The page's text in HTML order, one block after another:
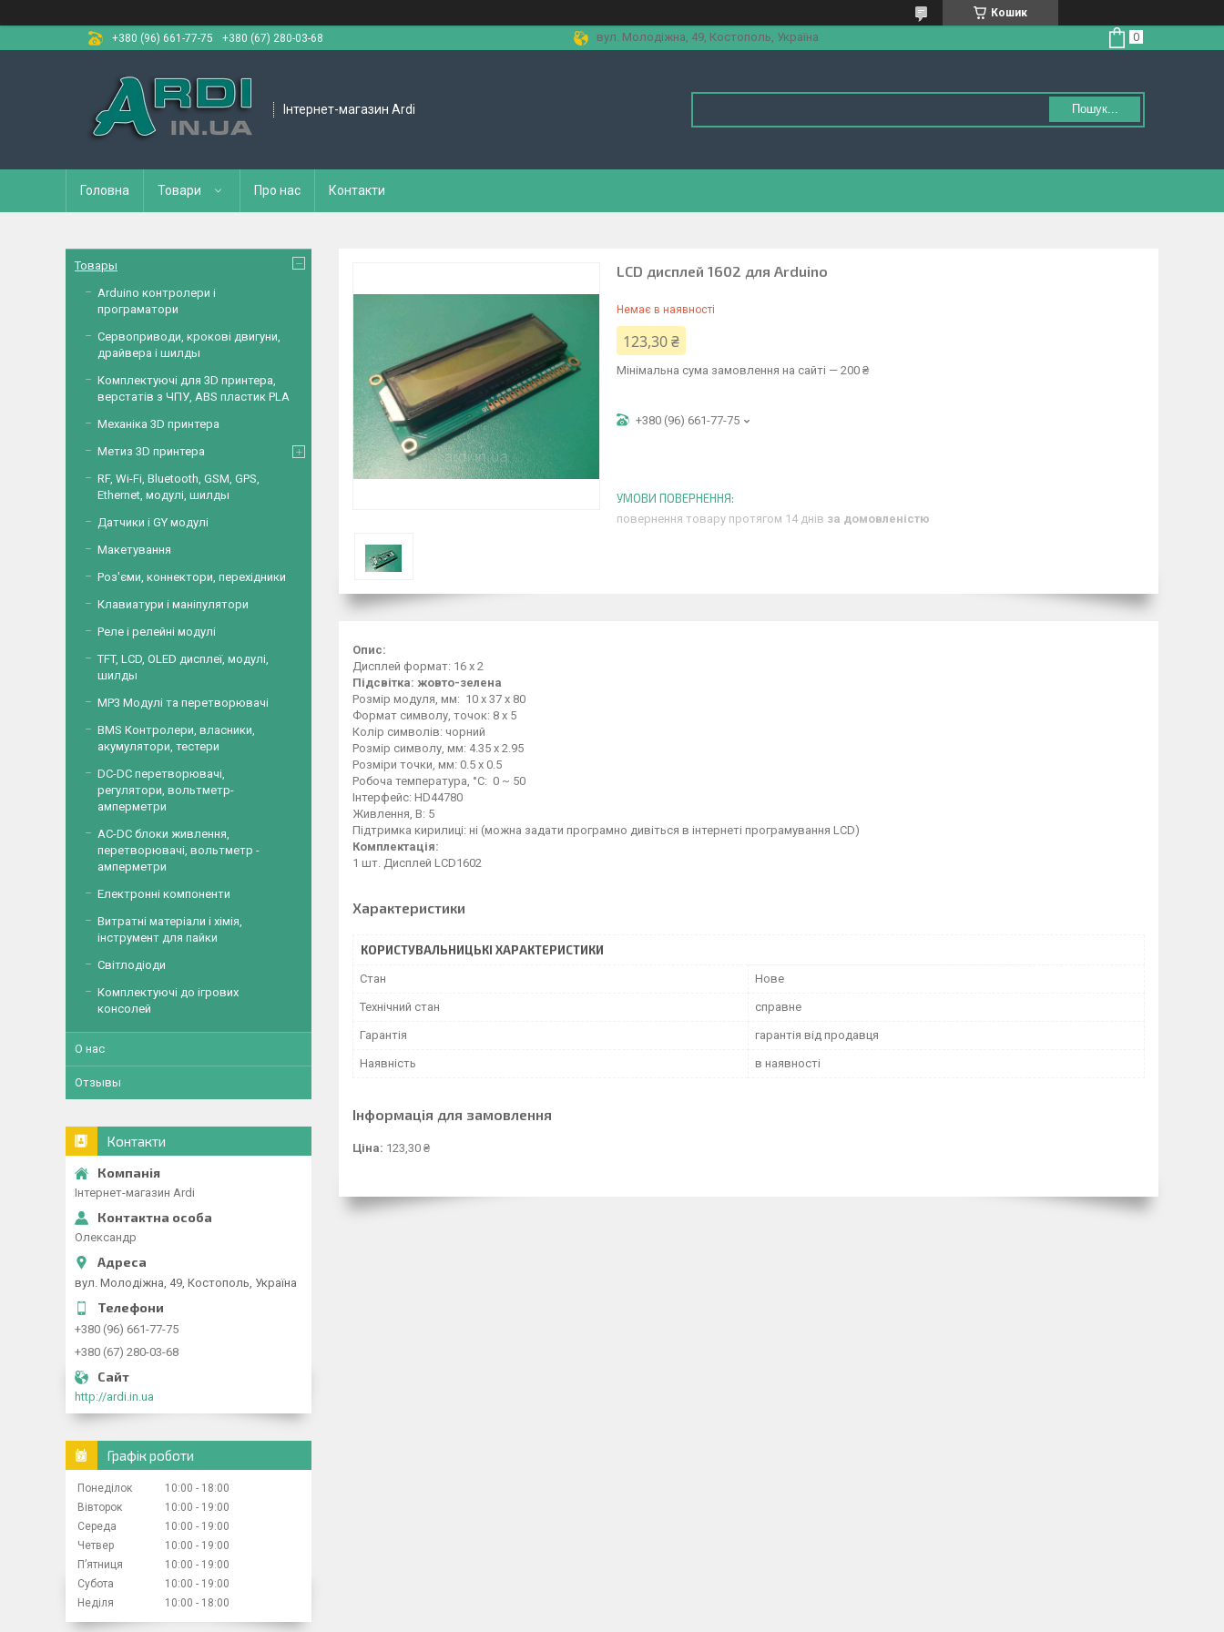
Кошик
+380 (96) 661-77-75
+380 (67) 280-03-68 вул. Молодіжна, 49, Костополь, Україна
Інтернет-магазин Ardi Пошук...
Головна Товари Про нас Контакти
LCD дисплей 1602 для Arduino
Немає в наявності
123,30 ₴
Мінімальна сума замовлення на сайті — 200 ₴
+380 (96) 661-77-75
повернення товару протягом 14 днів за домовленістю
Опис:
Дисплей формат: 16 x 2
Підсвітка: жовто-зелена
Розмір модуля, мм: 10 х 37 х 80
Формат символу, точок: 8 х 5
Колір символів: чорний
Розмір символу, мм: 4.35 x 2.95
Розміри точки, мм: 0.5 x 0.5
Робоча температура, °C: 0 ~ 50
Інтерфейс: HD44780
Живлення, В: 5
Підтримка кирилиці: ні (можна задати програмно дивіться в інтернеті програмування LCD)
Комплектація:
1 шт. Дисплей LCD1602
Характеристики
КОРИСТУВАЛЬНИЦЬКІ ХАРАКТЕРИСТИКИ
Стан Нове
Технічний стан справне
Гарантія гарантія від продавця
Наявність в наявності
Інформація для замовлення
Ціна: 123,30 ₴
Товары
Arduino контролери і
програматори
Сервоприводи, крокові двигуни,
драйвера і шилды
Комплектуючі для 3D принтера,
верстатів з ЧПУ, ABS пластик PLA
Механіка 3D принтера
Метиз 3D принтера
RF, Wi-Fi, Bluetooth, GSM, GPS,
Ethernet, модулі, шилды
Датчики і GY модулі
Макетування
Роз'єми, коннектори, перехідники
Клавиатури і маніпулятори
Реле і релейні модулі
TFT, LCD, OLED дисплеї, модулі,
шилды
MP3 Модулі та перетворювачі
BMS Контролери, власники,
акумулятори, тестери
DC-DC перетворювачі,
регулятори, вольтметр-
амперметри
AC-DC блоки живлення,
перетворювачі, вольтметр -
амперметри
Електронні компоненти
Витратні матеріали і хімія,
інструмент для пайки
Світлодіоди
Комплектуючі до ігрових
консолей
О нас
Отзывы
Контакти
Інтернет-магазин Ardi
Олександр
вул. Молодіжна, 49, Костополь, Україна
+380 (96) 661-77-75
+380 (67) 280-03-68
http://ardi.in.ua
Графік роботи
Понеділок 10:00
18:00
Вівторок
10:00
19:00
Середа
10:00
19:00
Четвер
10:00
19:00
Пʼятниця
10:00
19:00
Субота
10:00
19:00
Неділя
10:00 18:00